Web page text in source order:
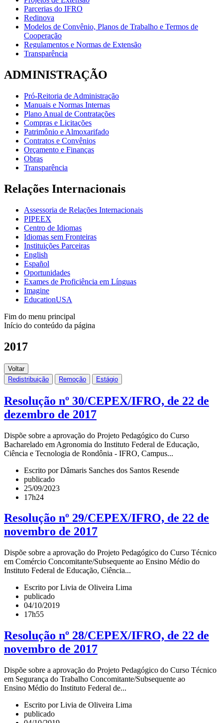
Parcerias do IFRO
Redinova
Modelos de Convênio, Planos de Trabalho e Termos de
Cooperação
Regulamentos e Normas de Extensão
Transparência
ADMINISTRAÇÃO
Pró-Reitoria de Administração
Manuais e Normas Internas
Plano Anual de Contratações
Compras e Licitações
Patrimônio e Almoxarifado
Contratos e Convênios
Orçamento e Finanças
Obras
Transparência
Relações Internacionais
Assessoria de Relações Internacionais
PIPEEX
Centro de Idiomas
Idiomas sem Fronteiras
Instituições Parceiras
English
Español
Oportunidades
Exames de Proficiência em Línguas
Imagine
EducationUSA
Fim do menu principal
Início do conteúdo da página
2017
Voltar
Redistribuição
Remoção Estágio
Resolução nº 30/CEPEX/IFRO, de 22 de
dezembro de 2017
Dispõe sobre a aprovação do Projeto Pedagógico do Curso
Bacharelado em Agronomia do Instituto Federal de Educação,
Ciência e Tecnologia de Rondônia - IFRO, Campus...
Escrito por Dâmaris Sanches dos Santos Resende
publicado
25/09/2023
17h24
Resolução nº 29/CEPEX/IFRO, de 22 de
novembro de 2017
Dispõe sobre a aprovação do Projeto Pedagógico do Curso Técnico
em Comércio Concomitante/Subsequente ao Ensino Médio do
Instituto Federal de Educação, Ciência...
Escrito por Livia de Oliveira Lima
publicado
04/10/2019
17h55
Resolução nº 28/CEPEX/IFRO, de 22 de
novembro de 2017
Dispõe sobre a aprovação do Projeto Pedagógico do Curso Técnico
em Segurança do Trabalho Concomitante/Subsequente ao
Ensino Médio do Instituto Federal de...
Escrito por Livia de Oliveira Lima
publicado